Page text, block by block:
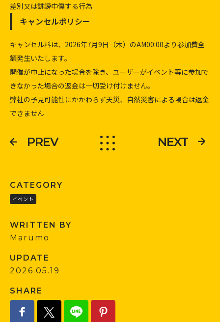
差別又は誹謗中傷する行為
キャンセルポリシー
キャンセル料は、2026年7月9日（木）のAM00:00より参加費全
額発生いたします。
開催が中止になった場合を除き、ユーザーがイベント等に参加で
きなかった場合の返金は一切受け付けません。
弊社の予見可能性にかかわらず天災、自然災害による場合は返金
できません
PREV NEXT
CATEGORY
イベント
WRITTEN BY
Marumo
UPDATE
2026.05.19
SHARE